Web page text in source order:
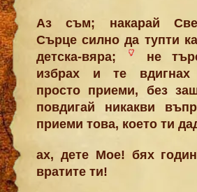
Аз съм; накарай
Сърце силно да тупти
детска-вяра;
не
избрах и те
просто приеми, без
повдигай никакви
приеми това, което ти
ах, дете Мое! бях
вратите ти!